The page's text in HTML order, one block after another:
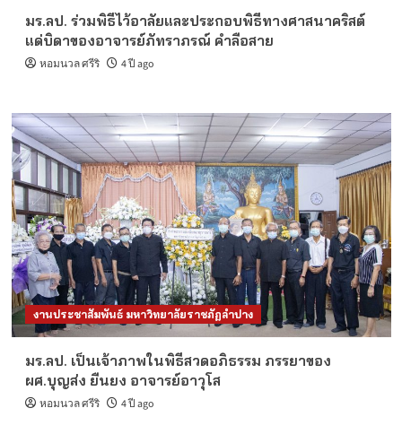
มร.ลป. ร่วมพิธีไว้อาลัยและประกอบพิธีทางศาสนาคริสต์
แด่บิดาของอาจารย์ภัทราภรณ์ คำลือสาย
หอมนวล ศรีริ 4 ปี ago
งานประชาสัมพันธ์ มหาวิทยาลัยราชภัฏลำปาง
มร.ลป. เป็นเจ้าภาพในพิธีสวดอภิธรรม ภรรยาของ
ผศ.บุญส่ง ยืนยง อาจารย์อาวุโส
หอมนวล ศรีริ 4 ปี ago